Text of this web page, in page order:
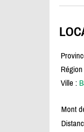
Région
Ville :
Mont